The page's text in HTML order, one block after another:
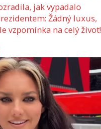
jak vypadalo
Žádný luxus,
vzpomínka na celý život!